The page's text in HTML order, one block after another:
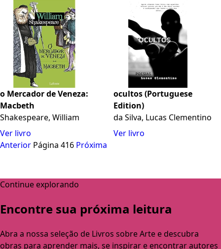
o Mercador de Veneza:
Macbeth
Shakespeare, William
Ver livro
ocultos (Portuguese
Edition)
da Silva, Lucas Clementino
Ver livro
Anterior Página 416 Próxima
Continue explorando
Encontre sua próxima leitura
Abra a nossa seleção de Livros sobre Arte e descubra
obras para aprender mais, se inspirar e encontrar autores